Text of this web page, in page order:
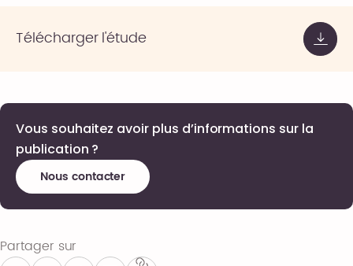
Télécharger l'étude
Vous souhaitez avoir plus d’informations sur la
publication ?
Nous contacter
Partager sur